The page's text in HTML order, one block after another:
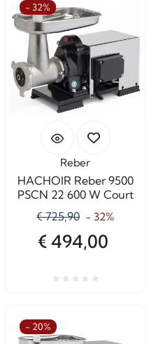
- 32%
Reber
HACHOIR Reber 9500
PSCN 22 600 W Court
€ 725,90 - 32%
€ 494,00
- 20%